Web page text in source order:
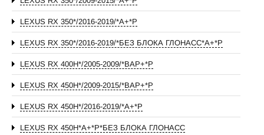
LEXUS RX 350*/2016-2019/*А+*P
LEXUS RX 350*/2016-2019/*БЕЗ БЛОКА ГЛОНАСС*А+*P
LEXUS RX 400H*/2005-2009/*ВАР+*P
LEXUS RX 450H*/2009-2015/*ВАР+*P
LEXUS RX 450H*/2016-2019/*А+*P
LEXUS RX 450H*А+*P*БЕЗ БЛОКА ГЛОНАСС